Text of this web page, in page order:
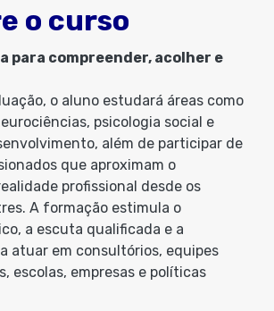
o curso
para compreender, acolher e
o aluno estudará áreas como
psicologia social e
além de participar de
que aproximam o
profissional desde os
A formação estimula o
a escuta qualificada e a
atuar em consultórios, equipes
escolas, empresas e políticas